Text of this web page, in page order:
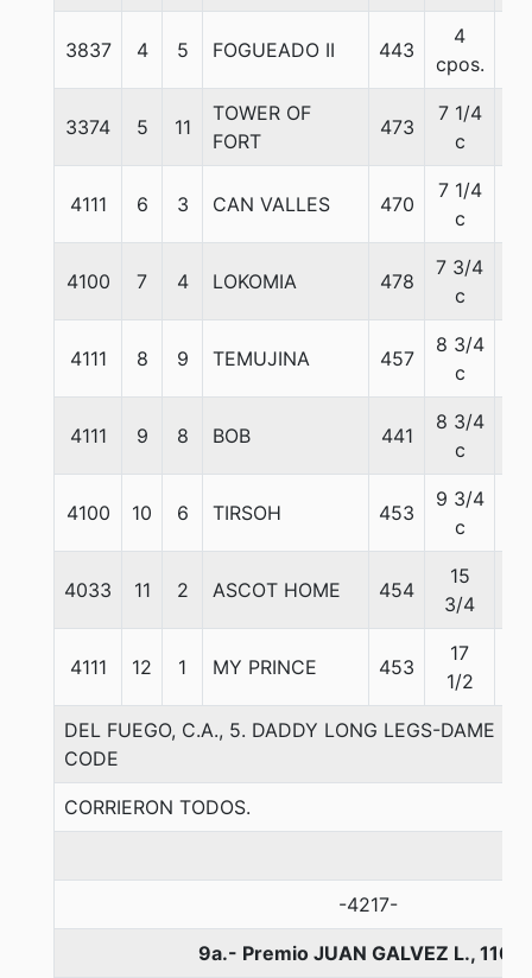
3837 4 5 FOGUEADO II 443
4
cpos.
3374 5 11
TOWER OF
FORT
473
7 1/4
c
4111 6 3 CAN VALLES 470
7 1/4
c
4100 7 4 LOKOMIA 478
7 3/4
c
4111 8 9 TEMUJINA 457
8 3/4
c
4111 9 8 BOB 441
8 3/4
c
4100 10 6 TIRSOH 453
9 3/4
c
4033 11 2 ASCOT HOME 454
15
3/4
4111 12 1 MY PRINCE 453
17
1/2
DEL FUEGO, C.A., 5. DADDY LONG LEGS-DAME
CODE
CORRIERON TODOS.
-4217-
9a.- Premio JUAN GALVEZ L.,